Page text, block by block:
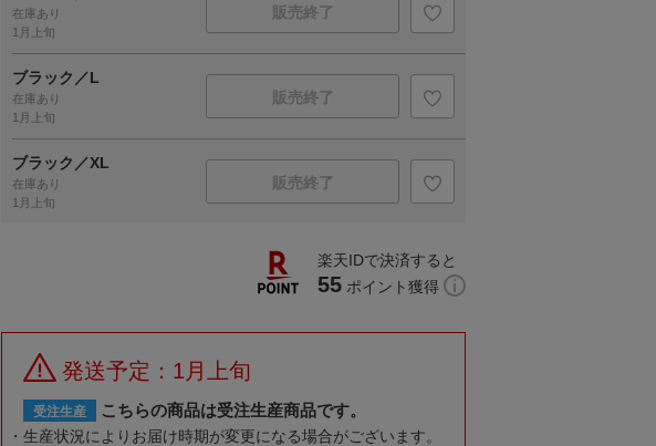
在庫あり
1月上旬
販売終了
ブラック／L
在庫あり
1月上旬
販売終了
ブラック／XL
在庫あり
1月上旬
販売終了
楽天IDで決済すると
55 ポイント獲得
発送予定：1月上旬
受注生産 こちらの商品は受注生産商品です。
生産状況によりお届け時期が変更になる場合がございます。